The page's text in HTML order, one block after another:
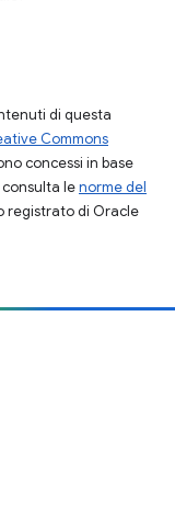
di questa
Commons
concessi in base
lenorme del
registrato di Oracle